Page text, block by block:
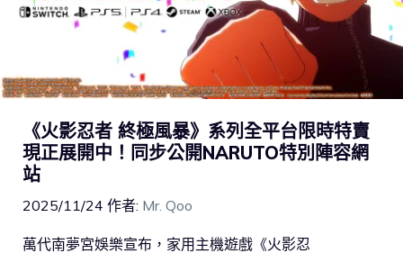
《火影忍者 終極風暴》系列全平台限時特賣
現正展開中！同步公開NARUTO特別陣容網
站
2025/11/24 作者: Mr. Qoo
萬代南夢宮娛樂宣布，家用主機遊戲《火影忍